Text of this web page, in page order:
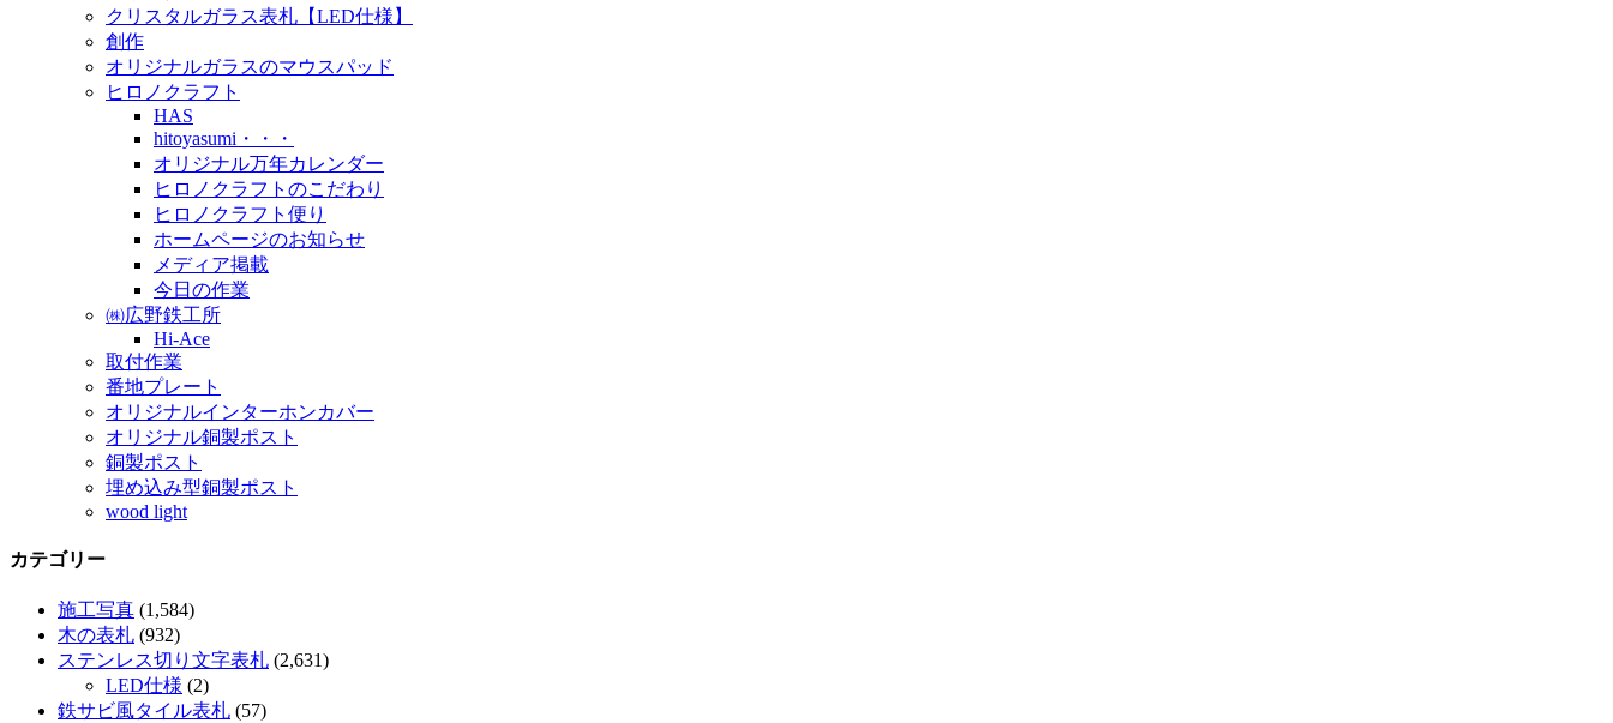
クリスタルガラス表札【LED仕様】
創作
オリジナルガラスのマウスパッド
ヒロノクラフト
HAS
hitoyasumi・・・
オリジナル万年カレンダー
ヒロノクラフトのこだわり
ヒロノクラフト便り
ホームページのお知らせ
メディア掲載
今日の作業
㈱広野鉄工所
Hi-Ace
取付作業
番地プレート
オリジナルインターホンカバー
オリジナル銅製ポスト
銅製ポスト
埋め込み型銅製ポスト
wood light
カテゴリー
施工写真 (1,584)
木の表札 (932)
ステンレス切り文字表札 (2,631)
LED仕様 (2)
鉄サビ風タイル表札 (57)